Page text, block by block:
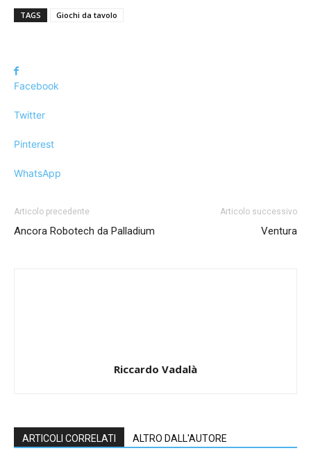
TAGS Giochi da tavolo
Facebook
Twitter
Pinterest
WhatsApp
Articolo precedente
Ancora Robotech da Palladium
Articolo successivo
Ventura
Riccardo Vadalà
ARTICOLI CORRELATI ALTRO DALL'AUTORE